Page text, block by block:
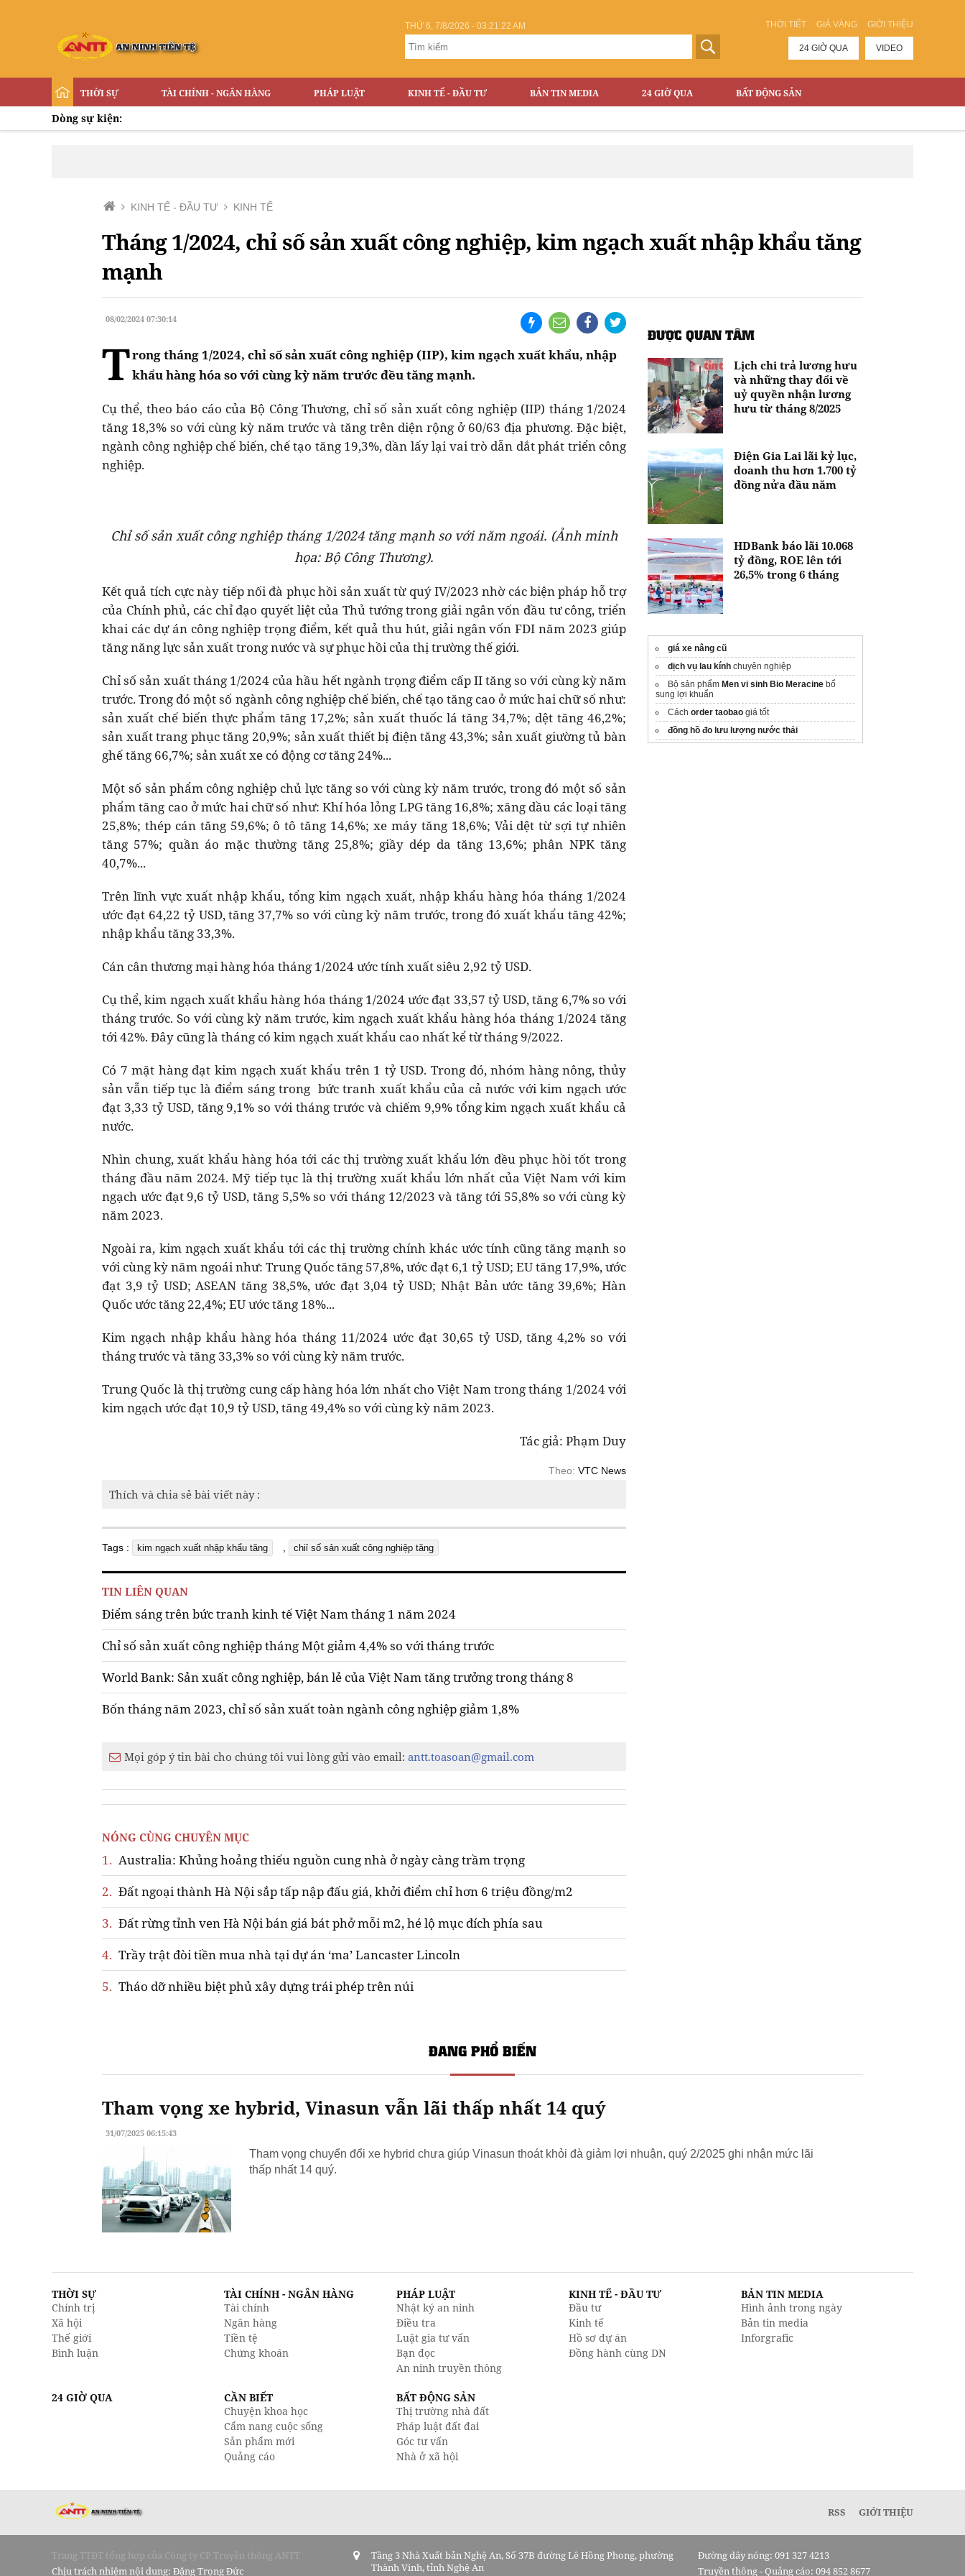
THỜI TIẾT GIÁ VÀNG GIỚI THIỆU
THỨ 6, 7/8/2026 - 03:21:23 AM
24 GIỜ QUA VIDEO
THỜI SỰ TÀI CHÍNH - NGÂN HÀNG PHÁP LUẬT KINH TẾ - ĐẦU TƯ BẢN TIN MEDIA 24 GIỜ QUA BẤT ĐỘNG SẢN
Dòng sự kiện:
KINH TẾ - ĐẦU TƯ KINH TẾ
Tháng 1/2024, chỉ số sản xuất công nghiệp, kim ngạch xuất nhập khẩu tăng
mạnh
08/02/2024 07:30:14
Trong tháng 1/2024, chỉ số sản xuất công nghiệp (IIP), kim ngạch xuất khẩu, nhập
khẩu hàng hóa so với cùng kỳ năm trước đều tăng mạnh.
Cụ thể, theo báo cáo của Bộ Công Thương, chỉ số sản xuất công nghiệp (IIP) tháng 1/2024
tăng 18,3% so với cùng kỳ năm trước và tăng trên diện rộng ở 60/63 địa phương. Đặc biệt,
ngành công nghiệp chế biến, chế tạo tăng 19,3%, dần lấy lại vai trò dẫn dắt phát triển công
nghiệp.
Chỉ số sản xuất công nghiệp tháng 1/2024 tăng mạnh so với năm ngoái. (Ảnh minh
họa: Bộ Công Thương).
Kết quả tích cực này tiếp nối đà phục hồi sản xuất từ quý IV/2023 nhờ các biện pháp hỗ trợ
của Chính phủ, các chỉ đạo quyết liệt của Thủ tướng trong giải ngân vốn đầu tư công, triển
khai các dự án công nghiệp trọng điểm, kết quả thu hút, giải ngân vốn FDI năm 2023 giúp
tăng năng lực sản xuất trong nước và sự phục hồi của thị trường thế giới.
Chỉ số sản xuất tháng 1/2024 của hầu hết ngành trọng điểm cấp II tăng so với cùng kỳ năm
trước. Trong đó một số ngành công nghiệp chế biến, chế tạo tăng cao ở mức hai chữ số như:
sản xuất chế biến thực phẩm tăng 17,2%; sản xuất thuốc lá tăng 34,7%; dệt tăng 46,2%;
sản xuất trang phục tăng 20,9%; sản xuất thiết bị điện tăng 43,3%; sản xuất giường tủ bàn
ghế tăng 66,7%; sản xuất xe có động cơ tăng 24%...
Một số sản phẩm công nghiệp chủ lực tăng so với cùng kỳ năm trước, trong đó một số sản
phẩm tăng cao ở mức hai chữ số như: Khí hóa lỏng LPG tăng 16,8%; xăng dầu các loại tăng
25,8%; thép cán tăng 59,6%; ô tô tăng 14,6%; xe máy tăng 18,6%; Vải dệt từ sợi tự nhiên
tăng 57%; quần áo mặc thường tăng 25,8%; giầy dép da tăng 13,6%; phân NPK tăng
40,7%...
Trên lĩnh vực xuất nhập khẩu, tổng kim ngạch xuất, nhập khẩu hàng hóa tháng 1/2024
ước đạt 64,22 tỷ USD, tăng 37,7% so với cùng kỳ năm trước, trong đó xuất khẩu tăng 42%;
nhập khẩu tăng 33,3%.
Cán cân thương mại hàng hóa tháng 1/2024 ước tính xuất siêu 2,92 tỷ USD.
Cụ thể, kim ngạch xuất khẩu hàng hóa tháng 1/2024 ước đạt 33,57 tỷ USD, tăng 6,7% so với
tháng trước. So với cùng kỳ năm trước, kim ngạch xuất khẩu hàng hóa tháng 1/2024 tăng
tới 42%. Đây cũng là tháng có kim ngạch xuất khẩu cao nhất kể từ tháng 9/2022.
Có 7 mặt hàng đạt kim ngạch xuất khẩu trên 1 tỷ USD. Trong đó, nhóm hàng nông, thủy
sản vẫn tiếp tục là điểm sáng trong bức tranh xuất khẩu của cả nước với kim ngạch ước
đạt 3,33 tỷ USD, tăng 9,1% so với tháng trước và chiếm 9,9% tổng kim ngạch xuất khẩu cả
nước.
Nhìn chung, xuất khẩu hàng hóa tới các thị trường xuất khẩu lớn đều phục hồi tốt trong
tháng đầu năm 2024. Mỹ tiếp tục là thị trường xuất khẩu lớn nhất của Việt Nam với kim
ngạch ước đạt 9,6 tỷ USD, tăng 5,5% so với tháng 12/2023 và tăng tới 55,8% so với cùng kỳ
năm 2023.
Ngoài ra, kim ngạch xuất khẩu tới các thị trường chính khác ước tính cũng tăng mạnh so
với cùng kỳ năm ngoái như: Trung Quốc tăng 57,8%, ước đạt 6,1 tỷ USD; EU tăng 17,9%, ước
đạt 3,9 tỷ USD; ASEAN tăng 38,5%, ước đạt 3,04 tỷ USD; Nhật Bản ước tăng 39,6%; Hàn
Quốc ước tăng 22,4%; EU ước tăng 18%...
Kim ngạch nhập khẩu hàng hóa tháng 11/2024 ước đạt 30,65 tỷ USD, tăng 4,2% so với
tháng trước và tăng 33,3% so với cùng kỳ năm trước.
Trung Quốc là thị trường cung cấp hàng hóa lớn nhất cho Việt Nam trong tháng 1/2024 với
kim ngạch ước đạt 10,9 tỷ USD, tăng 49,4% so với cùng kỳ năm 2023.
Tác giả: Phạm Duy
Theo: VTC News
Thích và chia sẻ bài viết này :
Tags : kim ngạch xuất nhập khẩu tăng chiỉ số sản xuất công nghiệp tăng
TIN LIÊN QUAN
Điểm sáng trên bức tranh kinh tế Việt Nam tháng 1 năm 2024
Chỉ số sản xuất công nghiệp tháng Một giảm 4,4% so với tháng trước
World Bank: Sản xuất công nghiệp, bán lẻ của Việt Nam tăng trưởng trong tháng 8
Bốn tháng năm 2023, chỉ số sản xuất toàn ngành công nghiệp giảm 1,8%
Mọi góp ý tin bài cho chúng tôi vui lòng gửi vào email: antt.toasoan@gmail.com
NÓNG CÙNG CHUYÊN MỤC
1. Australia: Khủng hoảng thiếu nguồn cung nhà ở ngày càng trầm trọng
2. Đất ngoại thành Hà Nội sắp tấp nập đấu giá, khởi điểm chỉ hơn 6 triệu đồng/m2
3. Đất rừng tỉnh ven Hà Nội bán giá bát phở mỗi m2, hé lộ mục đích phía sau
4. Trầy trật đòi tiền mua nhà tại dự án ‘ma’ Lancaster Lincoln
5. Tháo dỡ nhiều biệt phủ xây dựng trái phép trên núi
ĐƯỢC QUAN TÂM
Lịch chi trả lương hưu
và những thay đổi về
uỷ quyền nhận lương
hưu từ tháng 8/2025
Điện Gia Lai lãi kỷ lục,
doanh thu hơn 1.700 tỷ
đồng nửa đầu năm
HDBank báo lãi 10.068
tỷ đồng, ROE lên tới
26,5% trong 6 tháng
giá xe nâng cũ
dịch vụ lau kính chuyên nghiệp
Bộ sản phẩm Men vi sinh Bio Meracine bổ
sung lợi khuẩn
Cách order taobao giá tốt
đồng hồ đo lưu lượng nước thải
ĐANG PHỔ BIẾN
Tham vọng xe hybrid, Vinasun vẫn lãi thấp nhất 14 quý
31/07/2025 06:15:43
Tham vọng chuyển đổi xe hybrid chưa giúp Vinasun thoát khỏi đà giảm lợi nhuận, quý 2/2025 ghi nhận mức lãi
thấp nhất 14 quý.
THỜI SỰ
Chính trị
Xã hội
Thế giới
Bình luận
TÀI CHÍNH - NGÂN HÀNG
Tài chính
Ngân hàng
Tiền tệ
Chứng khoán
PHÁP LUẬT
Nhật ký an ninh
Điều tra
Luật gia tư vấn
Bạn đọc
An ninh truyền thông
KINH TẾ - ĐẦU TƯ
Đầu tư
Kinh tế
Hồ sơ dự án
Đồng hành cùng DN
BẢN TIN MEDIA
Hình ảnh trong ngày
Bản tin media
Inforgrafic
24 GIỜ QUA
CẦN BIẾT
Chuyện khoa học
Cẩm nang cuộc sống
Sản phẩm mới
Quảng cáo
BẤT ĐỘNG SẢN
Thị trường nhà đất
Pháp luật đất đai
Góc tư vấn
Nhà ở xã hội
RSS GIỚI THIỆU
Trang TTĐT tổng hợp của Công ty CP Truyền thông ANTT
Chịu trách nhiệm nội dung: Đặng Trọng Đức
Đường dây nóng: 091 327 4213
Truyền thông - Quảng cáo: 094 852 8677
Tầng 3 Nhà Xuất bản Nghệ An, Số 37B đường Lê Hồng Phong, phường
Thành Vinh, tỉnh Nghệ An